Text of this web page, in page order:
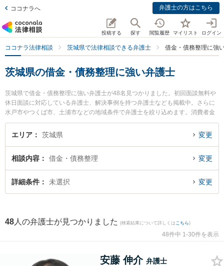
ココナラへ 弁護士の方はこちら
投稿する 探す 閲覧履歴 マイリスト ログイン
ココナラ法律相談 茨城県で法律相談できる弁護士 借金・債務整理に強
茨城県の借金・債務整理に強い弁護士
茨城県で借金・債務整理に強い弁護士が48名見つかりました。初回面談無料や
休日面談に対応している弁護士、解決事例を持つ弁護士なども掲載中。さらに
水戸市やつくば市、土浦市などの地域条件で弁護士を絞り込めます。消費者金
融の債務整理やクレジット会社の債務整理、リボ払いの債務整理等の細かな分
野での絞り込み検索もでき便利です。特に弁護士法人心 つくば法律事務所の安
が注目されています。『茨城県で土日や夜間に発生した借金・債務整理のトラ
ブルを今すぐに弁護士に相談したい』『借金・債務整理のトラブル解決の実績
豊富な近くの弁護士を検索したい』『初回相談無料で借金・債務整理を法律相
エリア 茨城県 変更
相談内容 借金・債務整理 変更
詳細条件 未選択 変更
48 人の弁護士が見つかりました (検索結果について詳しくは こちら)
48件中 1-30件を表示
安藤 伸介 弁護士